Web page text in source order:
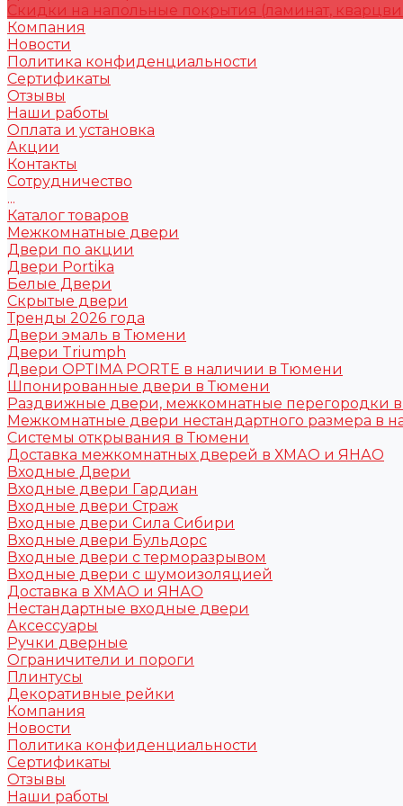
Скидки на напольные покрытия (ламинат,
Компания
Новости
Политика конфиденциальности
Сертификаты
Отзывы
Наши работы
Оплата и установка
Акции
Контакты
Сотрудничество
...
Каталог товаров
Межкомнатные двери
Двери по акции
Двери Portika
Белые Двери
Скрытые двери
Тренды 2026 года
Двери эмаль в Тюмени
Двери Triumph
Двери OPTIMA PORTE в наличии в Тюмени
Шпонированные двери в Тюмени
Раздвижные двери, межкомнатные перегородки
Межкомнатные двери нестандартного размера в
Системы открывания в Тюмени
Доставка межкомнатных дверей в ХМАО и ЯНАО
Входные Двери
Входные двери Гардиан
Входные двери Страж
Входные двери Сила Сибири
Входные двери Бульдорс
Входные двери с терморазрывом
Входные двери с шумоизоляцией
Доставка в ХМАО и ЯНАО
Нестандартные входные двери
Аксессуары
Ручки дверные
Ограничители и пороги
Плинтусы
Декоративные рейки
Компания
Новости
Политика конфиденциальности
Сертификаты
Отзывы
Наши работы